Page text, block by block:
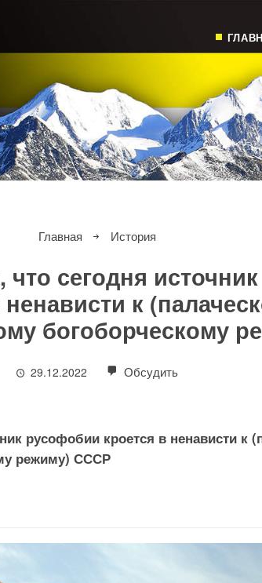
Главная История
сегодня
ненависти к
богоборческому
29.12.2022 Обсудить
русофобии кроется в ненависти к
режиму) СССР